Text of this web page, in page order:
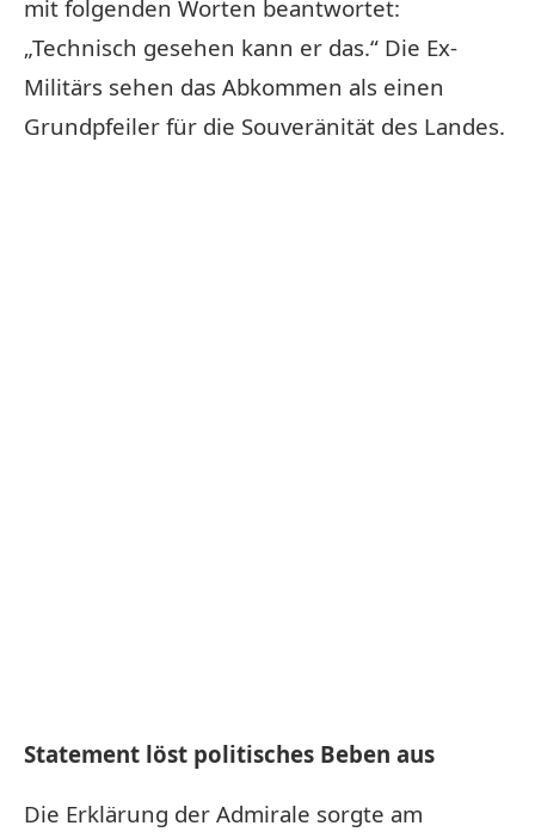
mit folgenden Worten beantwortet:
„Technisch gesehen kann er das.“ Die Ex-
Militärs sehen das Abkommen als einen
Grundpfeiler für die Souveränität des Landes.
Statement löst politisches Beben aus
Die Erklärung der Admirale sorgte am